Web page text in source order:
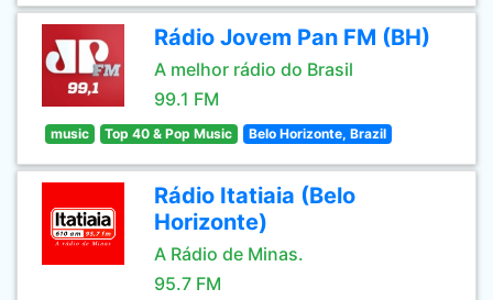
Rádio Jovem Pan FM (BH)
A melhor rádio do Brasil
99.1 FM
music Top 40 & Pop Music Belo Horizonte, Brazil
Rádio Itatiaia (Belo
Horizonte)
A Rádio de Minas.
95.7 FM